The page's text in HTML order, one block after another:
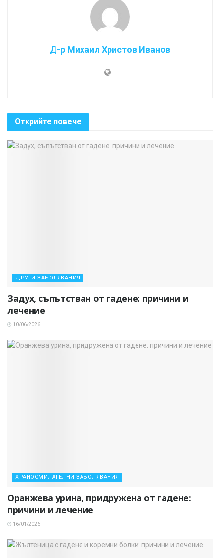
Д-р Михаил Христов Иванов
Открийте повече
ДРУГИ ЗАБОЛЯВАНИЯ
Задух, съпътстван от гадене: причини и
лечение
10/06/2026
ХРАНОСМИЛАТЕЛНИ ЗАБОЛЯВАНИЯ
Оранжева урина, придружена от гадене:
причини и лечение
16/01/2026